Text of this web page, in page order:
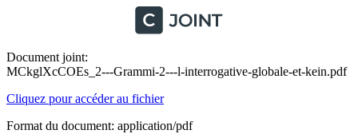
Document joint:
MCkglXcCOEs_2---Grammi-2---l-interrogative-globale-et-kein.pdf
Cliquez pour accéder au fichier
Format du document: application/pdf